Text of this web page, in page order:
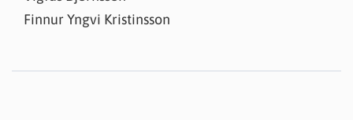
Finnur Yngvi Kristinsson